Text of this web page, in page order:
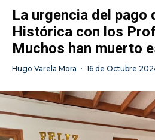
La urgencia del pago
Histórica con los
Muchos han muerto
Hugo Varela Mora · 16 de Octubre